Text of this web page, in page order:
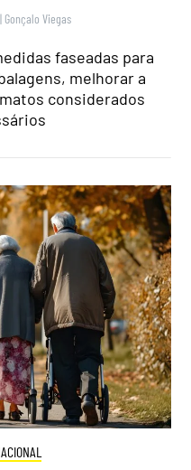
| Gonçalo Viegas
faseadas para
melhorar a
considerados